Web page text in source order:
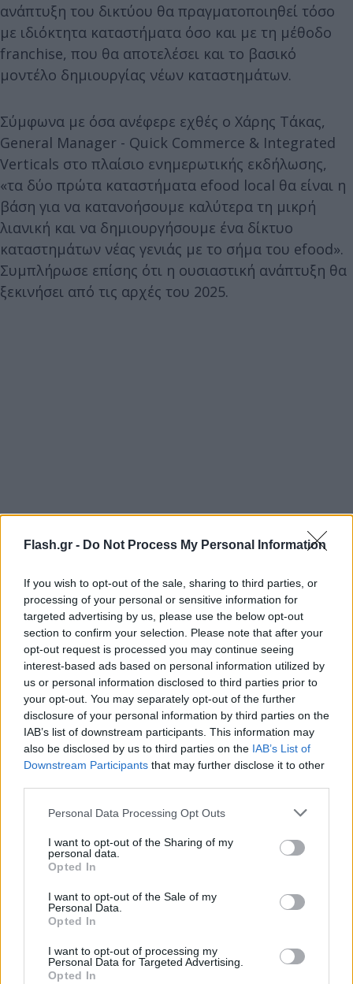
Flash.gr - Do Not Process My Personal Information
If you wish to opt-out of the sale, sharing to third parties, or
processing of your personal or sensitive information for
targeted advertising by us, please use the below opt-out
section to confirm your selection. Please note that after your
opt-out request is processed you may continue seeing
interest-based ads based on personal information utilized by
us or personal information disclosed to third parties prior to
your opt-out. You may separately opt-out of the further
disclosure of your personal information by third parties on the
IAB’s list of downstream participants. This information may
also be disclosed by us to third parties on the IAB’s List of
Downstream Participants that may further disclose it to other
Please note that this website/app uses one or more Google
not limited to your visit or usage behaviour. You may click to
grant or deny consent to Google and its third-party tags to
use your data for below specified purposes in below Google
consent section.
Personal Data Processing Opt Outs
I want to opt-out of the Sharing of my
personal data.
Opted In
I want to opt-out of the Sale of my
Personal Data.
Opted In
I want to opt-out of processing my
Personal Data for Targeted Advertising.
Opted In
ανάπτυξη του δικτύου θα πραγματοποιηθεί τόσο
με ιδιόκτητα καταστήματα όσο και με τη μέθοδο
franchise, που θα αποτελέσει και το βασικό
μοντέλο δημιουργίας νέων καταστημάτων.
Σύμφωνα με όσα ανέφερε εχθές ο Χάρης Τάκας,
General Manager - Quick Commerce & Integrated
Verticals στο πλαίσιο ενημερωτικής εκδήλωσης,
«τα δύο πρώτα καταστήματα efood local θα είναι η
βάση για να κατανοήσουμε καλύτερα τη μικρή
λιανική και να δημιουργήσουμε ένα δίκτυο
καταστημάτων νέας γενιάς με το σήμα του efood».
Συμπλήρωσε επίσης ότι η ουσιαστική ανάπτυξη θα
ξεκινήσει από τις αρχές του 2025.
Ο ίδιος τόνισε ότι η ανάπτυξη του δικτύου efood
local θα κινηθεί παράλληλα προς το δίκτυο
convenience stores με την επωνυμία Kiosky's.
Όπως σημείωσε, οι δύο επιχειρήσεις δεν είναι
ανταγωνιστικές μεταξύ τους, καθώς καθεμία έχει
υπάρξουν στο μέλλον συνέργειες μεταξύ των δύο